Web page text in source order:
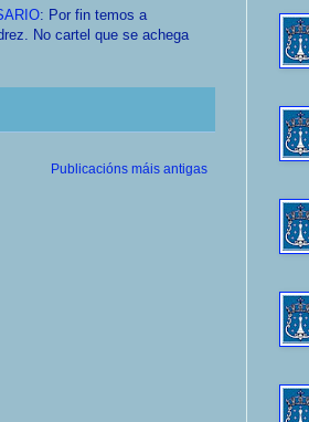
: Por fin temos a
No cartel que se achega
Publicacións máis antigas